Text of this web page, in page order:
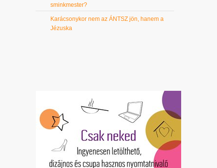
sminkmester?
Karácsonykor nem az ÁNTSZ jön, hanem a
Jézuska